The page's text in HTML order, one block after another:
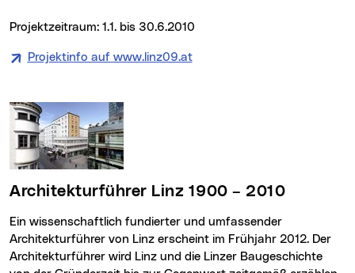
Projektzeitraum: 1.1. bis 30.6.2010
Projektinfo auf www.linz09.at(neues Fenster)
Architekturführer Linz 1900 – 2010
Ein wissenschaftlich fundierter und umfassender
Architekturführer von Linz erscheint im Frühjahr 2012. Der
Architekturführer wird Linz und die Linzer Baugeschichte